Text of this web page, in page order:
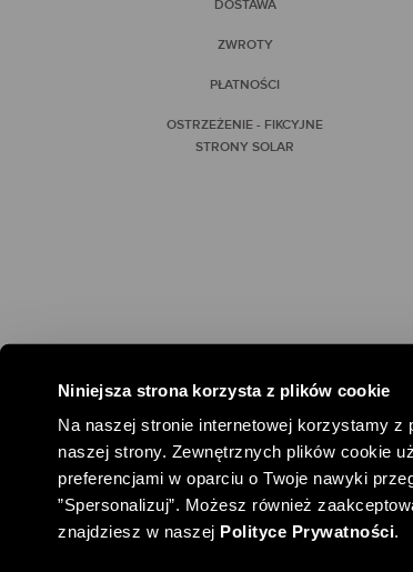
Niniejsza strona korzysta z plików cookie
Na naszej stronie internetowej korzystamy z
naszej strony. Zewnętrznych plików cookie
preferencjami w oparciu o Twoje nawyki
”Spersonalizuj”. Możesz również
znajdziesz w naszej Polityce Prywatności.
DOSTAWA
ZWROTY
PŁATNOŚCI
OSTRZEŻENIE - FIKCYJNE
STRONY SOLAR